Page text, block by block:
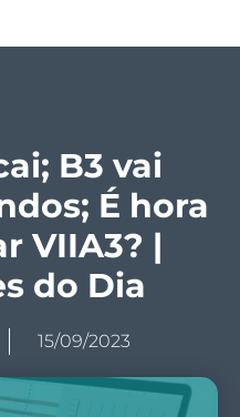
B3 vai
É hora
VIIA3? |
do Dia
15/09/2023